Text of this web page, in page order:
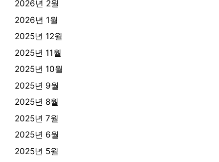
2026년 2월
2026년 1월
2025년 12월
2025년 11월
2025년 10월
2025년 9월
2025년 8월
2025년 7월
2025년 6월
2025년 5월